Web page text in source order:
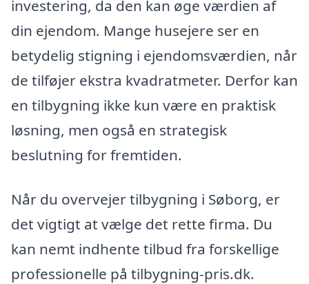
investering, da den kan øge værdien af
din ejendom. Mange husejere ser en
betydelig stigning i ejendomsværdien, når
de tilføjer ekstra kvadratmeter. Derfor kan
en tilbygning ikke kun være en praktisk
løsning, men også en strategisk
beslutning for fremtiden.
Når du overvejer tilbygning i Søborg, er
det vigtigt at vælge det rette firma. Du
kan nemt indhente tilbud fra forskellige
professionelle på tilbygning-pris.dk.